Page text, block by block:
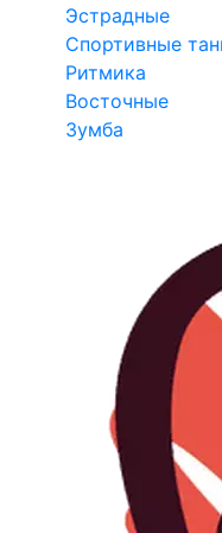
Эстрадные
Спортивные
Ритмика
Восточные
Зумба